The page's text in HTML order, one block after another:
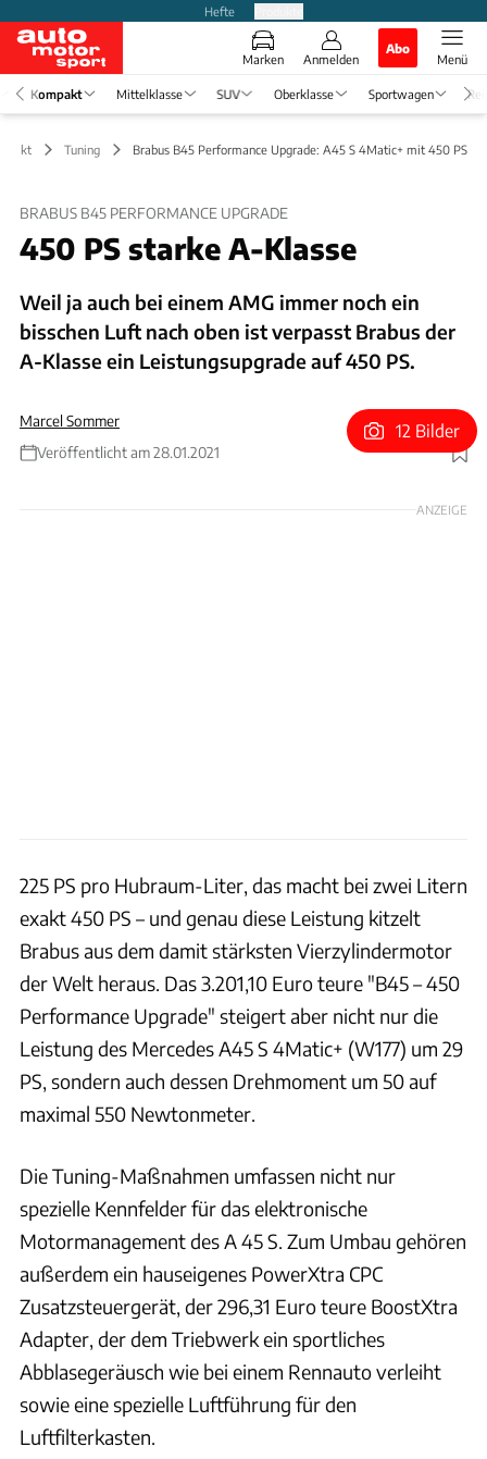
Hefte
Marken Anmelden
Abo
Menü
Kompakt Mittelklasse SUV Oberklasse Sportwagen
Tuning Brabus B45 Performance Upgrade: A45 S 4Matic+ mit 450 PS
BRABUS B45 PERFORMANCE UPGRADE
450 PS starke A-Klasse
Weil ja auch bei einem AMG immer noch ein
bisschen Luft nach oben ist verpasst Brabus der
A-Klasse ein Leistungsupgrade auf 450 PS.
Marcel Sommer
Veröffentlicht am 28.01.2021
Foto: Brabus
12 Bilder
ANZEIGE
225 PS pro Hubraum-Liter, das macht bei zwei Litern
exakt 450 PS – und genau diese Leistung kitzelt
Brabus aus dem damit stärksten Vierzylindermotor
der Welt heraus. Das 3.201,10 Euro teure "B45 – 450
Performance Upgrade" steigert aber nicht nur die
Leistung des Mercedes A45 S 4Matic+ (W177) um 29
PS, sondern auch dessen Drehmoment um 50 auf
maximal 550 Newtonmeter.
Die Tuning-Maßnahmen umfassen nicht nur
spezielle Kennfelder für das elektronische
Motormanagement des A 45 S. Zum Umbau gehören
außerdem ein hauseigenes PowerXtra CPC
Zusatzsteuergerät, der 296,31 Euro teure BoostXtra
Adapter, der dem Triebwerk ein sportliches
Abblasegeräusch wie bei einem Rennauto verleiht
sowie eine spezielle Luftführung für den
Luftfilterkasten.